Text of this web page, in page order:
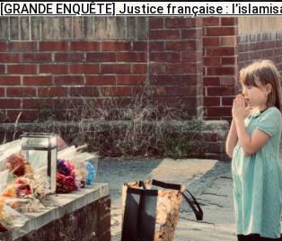
[GRANDE ENQUÊTE] Justice française :